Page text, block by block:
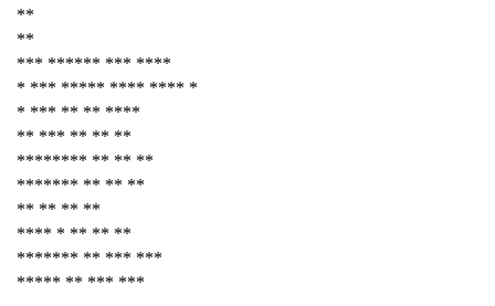
**
**
*** ****** *** ****
* *** ***** **** **** *
* *** ** ** ****
** *** ** ** **
******** ** ** **
******* ** ** **
** ** ** **
**** * ** ** **
******* ** *** ***
***** ** *** ***